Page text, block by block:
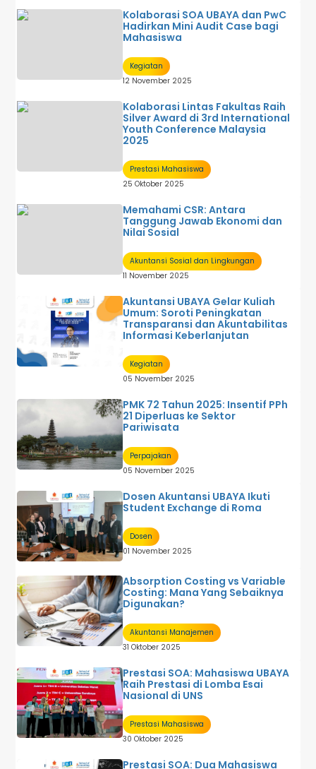
Kolaborasi SOA UBAYA dan PwC
Hadirkan Mini Audit Case bagi
Mahasiswa
Kegiatan
12 November 2025
Kolaborasi Lintas Fakultas Raih
Silver Award di 3rd International
Youth Conference Malaysia
2025
Prestasi Mahasiswa
25 Oktober 2025
Memahami CSR: Antara
Tanggung Jawab Ekonomi dan
Nilai Sosial
Akuntansi Sosial dan Lingkungan
11 November 2025
Akuntansi UBAYA Gelar Kuliah
Umum: Soroti Peningkatan
Transparansi dan Akuntabilitas
Informasi Keberlanjutan
Kegiatan
05 November 2025
PMK 72 Tahun 2025: Insentif PPh
21 Diperluas ke Sektor
Pariwisata
Perpajakan
05 November 2025
Dosen Akuntansi UBAYA Ikuti
Student Exchange di Roma
Dosen
01 November 2025
Absorption Costing vs Variable
Costing: Mana Yang Sebaiknya
Digunakan?
Akuntansi Manajemen
31 Oktober 2025
Prestasi SOA: Mahasiswa UBAYA
Raih Prestasi di Lomba Esai
Nasional di UNS
Prestasi Mahasiswa
30 Oktober 2025
Prestasi SOA: Dua Mahasiswa